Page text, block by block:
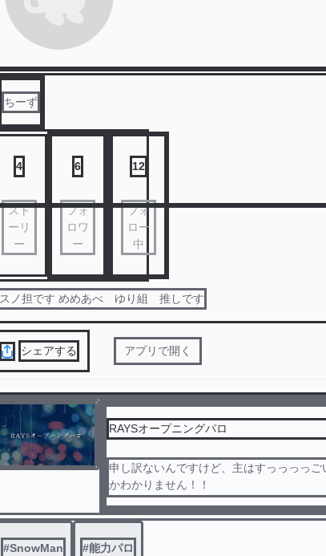
ちーず
4
スト
ーリ
ー
6
フォ
ロワ
ー
12
フォ
ロー
中
スノ担です めめあべ ゆり組 推しです
シェアする アプリで開く
RAYSオープニングパロ
申し訳ないんですけど、主はすっっっっ
かわかりません！！
ごめんなさい！！
#SnowMan #能力パロ